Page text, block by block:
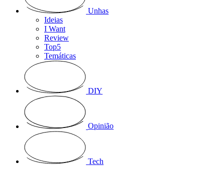
Unhas
Ideias
I Want
Review
Top5
Temáticas
DIY
Opinião
Tech